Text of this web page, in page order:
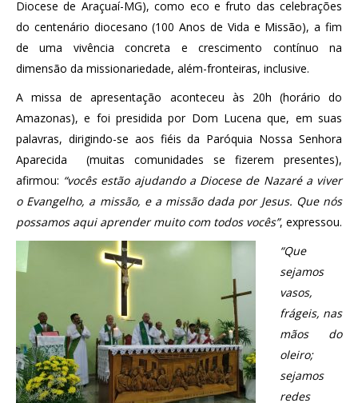
Diocese de Araçuaí-MG), como eco e fruto das celebrações
do centenário diocesano (100 Anos de Vida e Missão), a fim
de uma vivência concreta e crescimento contínuo na
dimensão da missionariedade, além-fronteiras, inclusive.
A missa de apresentação aconteceu às 20h (horário do
Amazonas), e foi presidida por Dom Lucena que, em suas
palavras, dirigindo-se aos fiéis da Paróquia Nossa Senhora
Aparecida (muitas comunidades se fizerem presentes),
afirmou: “vocês estão ajudando a Diocese de Nazaré a viver
o Evangelho, a missão, e a missão dada por Jesus. Que nós
possamos aqui aprender muito com todos vocês”, expressou.
“Que
sejamos
vasos,
frágeis, nas
mãos do
oleiro;
sejamos
redes